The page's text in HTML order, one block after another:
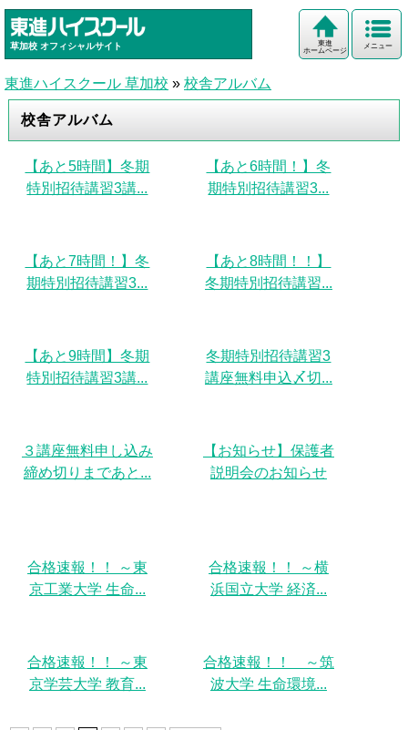
草加校 オフィシャルサイト メニュー
東進
ホームページ
東進ハイスクール 草加校 » 校舎アルバム
校舎アルバム
【あと5時間】冬期
特別招待講習3講...
【あと6時間！】冬
期特別招待講習3...
【あと7時間！】冬
期特別招待講習3...
【あと8時間！！】
冬期特別招待講習...
【あと9時間】冬期
特別招待講習3講...
冬期特別招待講習3
講座無料申込〆切...
３講座無料申し込み
締め切りまであと...
【お知らせ】保護者
説明会のお知らせ
合格速報！！ ～東
京工業大学 生命...
合格速報！！ ～横
浜国立大学 経済...
合格速報！！ ～東
京学芸大学 教育...
合格速報！！ ～筑
波大学 生命環境...